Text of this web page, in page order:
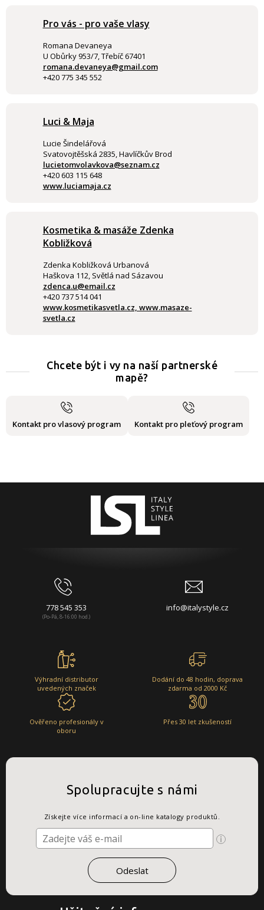
Pro vás - pro vaše vlasy
Romana Devaneya
U Obůrky 953/7, Třebíč 67401
romana.devaneya@gmail.com
+420 775 345 552
Luci & Maja
Lucie Šindelářová
Svatovojtěšská 2835, Havlíčkův Brod
lucietomvolavkova@seznam.cz
+420 603 115 648
www.luciamaja.cz
Kosmetika & masáže Zdenka
Kobližková
Zdenka Kobližková Urbanová
Haškova 112, Světlá nad Sázavou
zdenca.u@email.cz
+420 737 514 041
www.kosmetikasvetla.cz, www.masaze-
svetla.cz
Chcete být i vy na naší partnerské
mapě?
Kontakt pro vlasový program Kontakt pro pleťový program
778 545 353
(Po-Pá, 8-16:00 hod.)
info@italystyle.cz
Výhradní distributor
uvedených značek
Dodání do 48 hodin, doprava
zdarma od 2000 Kč
Ověřeno profesionály v
oboru
Přes 30 let zkušeností
Spolupracujte s námi
Získejte více informací a on-line katalogy produktů.